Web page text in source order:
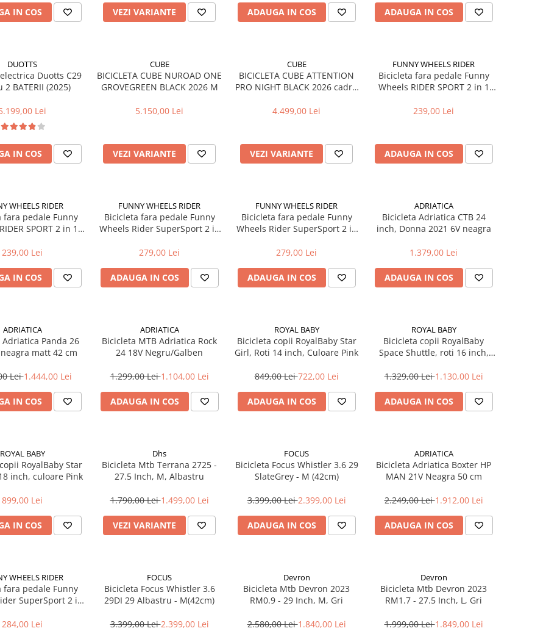
IN COS VEZI VARIANTE ADAUGA IN COS ADAUGA IN COS
DUOTTS
Duotts C29
2 BATERII (2025)
Lei
IN COS
CUBE
BICICLETA CUBE NUROAD ONE
GROVEGREEN BLACK 2026 M
5.150,00 Lei
VEZI VARIANTE
CUBE
BICICLETA CUBE ATTENTION
PRO NIGHT BLACK 2026 cadru
4.499,00 Lei
VEZI VARIANTE
FUNNY WHEELS RIDER
Bicicleta fara pedale Funny
Wheels RIDER SPORT 2 in 1
239,00 Lei
ADAUGA IN COS
WHEELS RIDER
fara pedale Funny
SPORT 2 in 1
239,00 Lei
IN COS
FUNNY WHEELS RIDER
Bicicleta fara pedale Funny
Wheels Rider SuperSport 2 in
279,00 Lei
ADAUGA IN COS
FUNNY WHEELS RIDER
Bicicleta fara pedale Funny
Wheels Rider SuperSport 2 in
279,00 Lei
ADAUGA IN COS
ADRIATICA
Bicicleta Adriatica CTB 24
inch, Donna 2021 6V neagra
1.379,00 Lei
ADAUGA IN COS
ADRIATICA
Adriatica Panda 26
neagra matt 42 cm
Lei1.444,00 Lei
IN COS
ADRIATICA
Bicicleta MTB Adriatica Rock
24 18V Negru/Galben
1.299,00 Lei1.104,00 Lei
ADAUGA IN COS
ROYAL BABY
Bicicleta copii RoyalBaby Star
Girl, Roti 14 inch, Culoare Pink
849,00 Lei722,00 Lei
ADAUGA IN COS
ROYAL BABY
Bicicleta copii RoyalBaby
Space Shuttle, roti 16 inch,
1.329,00 Lei1.130,00 Lei
ADAUGA IN COS
ROYAL BABY
RoyalBaby Star
inch, culoare Pink
899,00 Lei
IN COS
Dhs
Bicicleta Mtb Terrana 2725 -
27.5 Inch, M, Albastru
1.790,00 Lei1.499,00 Lei
VEZI VARIANTE
FOCUS
Bicicleta Focus Whistler 3.6 29
SlateGrey - M (42cm)
3.399,00 Lei2.399,00 Lei
ADAUGA IN COS
ADRIATICA
Bicicleta Adriatica Boxter HP
MAN 21V Neagra 50 cm
2.249,00 Lei1.912,00 Lei
ADAUGA IN COS
WHEELS RIDER
fara pedale Funny
SuperSport 2 in
284,00 Lei
FOCUS
Bicicleta Focus Whistler 3.6
29DI 29 Albastru - M(42cm)
3.399,00 Lei2.399,00 Lei
Devron
Bicicleta Mtb Devron 2023
RM0.9 - 29 Inch, M, Gri
2.580,00 Lei1.840,00 Lei
Devron
Bicicleta Mtb Devron 2023
RM1.7 - 27.5 Inch, L, Gri
1.999,00 Lei1.849,00 Lei